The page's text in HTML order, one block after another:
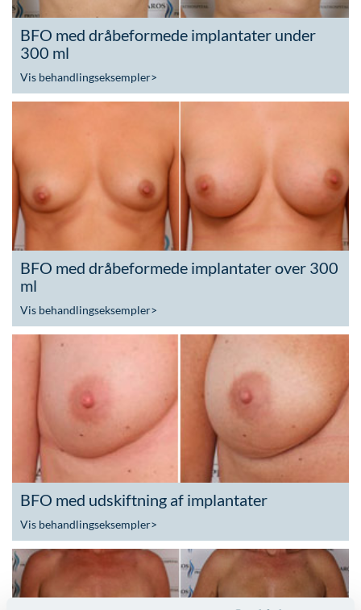
BFO med dråbeformede implantater under
300 ml
Vis behandlingseksempler>
BFO med dråbeformede implantater over 300
ml
Vis behandlingseksempler>
BFO med udskiftning af implantater
Vis behandlingseksempler>